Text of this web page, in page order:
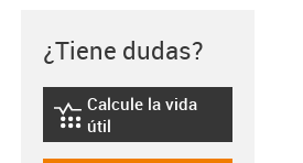
¿Tiene dudas?
igus-icon-lebensdauerrechner
Calcule la vida
útil